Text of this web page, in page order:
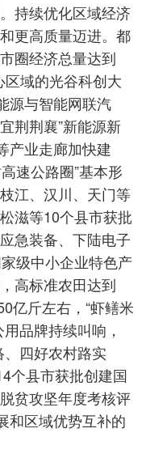
持续优化区域经济
更高质量迈进。都
圈经济总量达到
域的光谷科创大
源与智能网联汽
荆荆襄”新能源新
产业走廊加快建
速公路圈”基本形
江、汉川、天门等
滋等10个县市获批
急装备、下陆电子
级中小企业特色产
高标准农田达到
亿斤左右，“虾鳝米
品牌持续叫响，
四好农村路实
个县市获批创建国
贫攻坚年度考核评
和区域优势互补的